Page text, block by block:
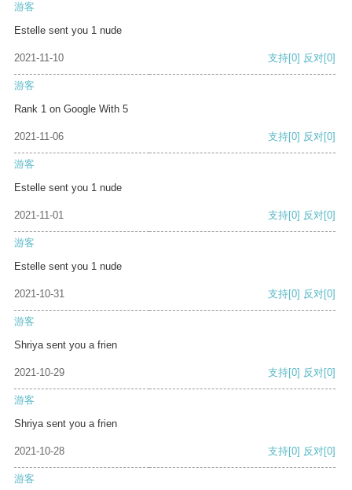
游客
Estelle sent you 1 nude
2021-11-10 支持[0] 反对[0]
游客
Rank 1 on Google With 5
2021-11-06 支持[0] 反对[0]
游客
Estelle sent you 1 nude
2021-11-01 支持[0] 反对[0]
游客
Estelle sent you 1 nude
2021-10-31 支持[0] 反对[0]
游客
Shriya sent you a frien
2021-10-29 支持[0] 反对[0]
游客
Shriya sent you a frien
2021-10-28 支持[0] 反对[0]
游客